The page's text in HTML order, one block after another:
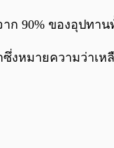
าก 90% ของอุปทา
หมายความว่าเห